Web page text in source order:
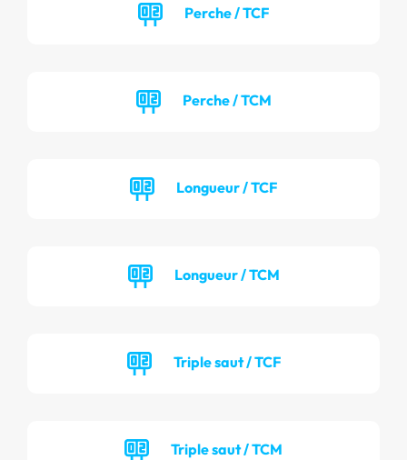
Perche / TCF
Perche / TCM
Longueur / TCF
Longueur / TCM
Triple saut / TCF
Triple saut / TCM